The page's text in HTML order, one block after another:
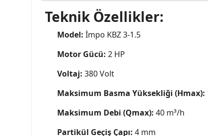
Teknik Özellikler:
Model: İmpo KBZ 3-1.5
Motor Gücü: 2 HP
Voltaj: 380 Volt
Maksimum Basma Yüksekliği (Hmax):
Maksimum Debi (Qmax): 40 m³/h
Partikül Geçiş Çapı: 4 mm